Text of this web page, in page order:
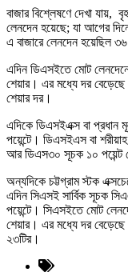
বাজার বিশ্লেষণে দেখা যায়,
লেনদেন হয়েছে; যা আগের
এ বাজারে লেনদেন হয়েছিল
এদিন ডিএসইতে মোট
শেয়ার। এর মধ্যে দর বেড়েছে
শেয়ার দর।
এদিকে ডিএসইএক্স বা প্রধান
পয়েন্টে। ডিএসইএস বা
আর ডিএস৩০ সূচক ১০ পয়েন্ট
অন্যদিকে চট্টগ্রাম স্টক
এদিন সিএসই সার্বিক সূচক
পয়েন্টে। সিএসইতে মোট
শেয়ার। এর মধ্যে দর
২৩টির।